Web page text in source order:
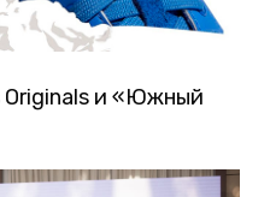
Originals и «Южный